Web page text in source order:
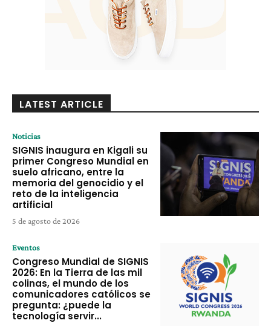
LATEST ARTICLE
Noticias
SIGNIS inaugura en Kigali su
primer Congreso Mundial en
suelo africano, entre la
memoria del genocidio y el
reto de la inteligencia
artificial
5 de agosto de 2026
Eventos
Congreso Mundial de SIGNIS
2026: En la Tierra de las mil
colinas, el mundo de los
comunicadores católicos se
pregunta: ¿puede la
tecnología servir...